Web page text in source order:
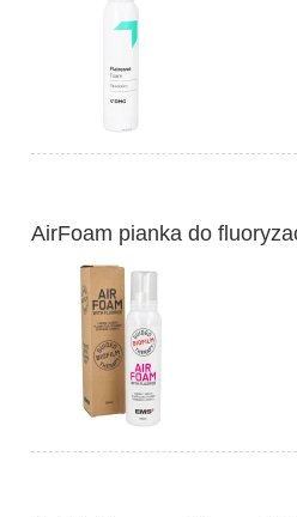
AirFoam pianka do